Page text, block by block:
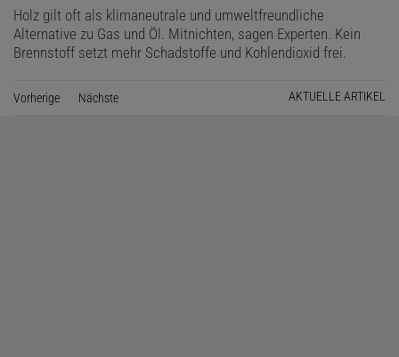
Holz gilt oft als klimaneutrale und umweltfreundliche
Alternative zu Gas und Öl. Mitnichten, sagen Experten. Kein
Brennstoff setzt mehr Schadstoffe und Kohlendioxid frei.
Vorherige SeiteNächste AKTUELLE ARTIKEL